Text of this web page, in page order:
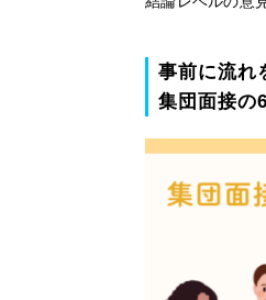
事前に流れ
集団面接の